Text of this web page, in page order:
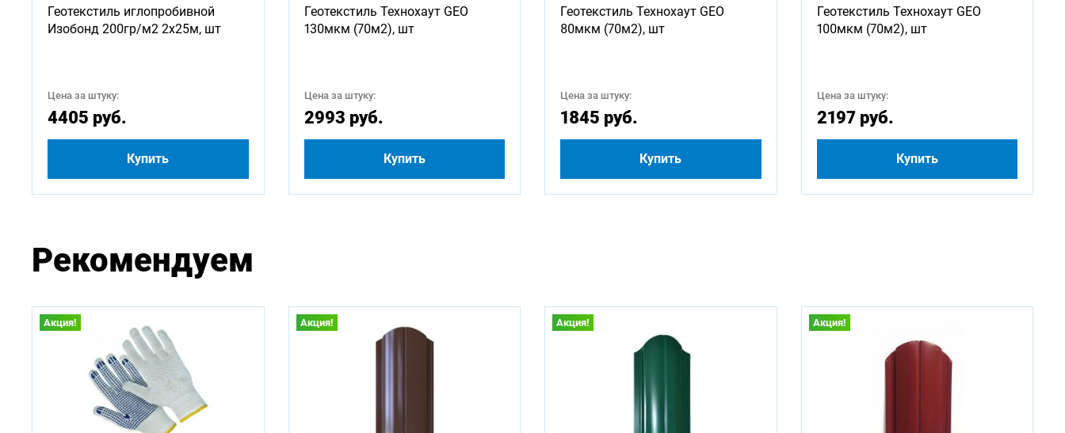
750 1250 1750 1800 2000
4500 4750 5500 5750
Геотекстиль иглопробивной
Изобонд 200гр/м2 2х25м, шт
Цена за штуку:
4405 руб.
Купить
Геотекстиль Технохаут GEO
130мкм (70м2), шт
Цена за штуку:
2993 руб.
Купить
Геотекстиль Технохаут GEO
80мкм (70м2), шт
Цена за штуку:
1845 руб.
Купить
Геотекстиль Технохаут GEO
100мкм (70м2), шт
Цена за штуку:
2197 руб.
Купить
Рекомендуем
Акция! Акция! Акция! Акция!